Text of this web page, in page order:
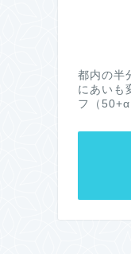
都内の半
にあいも
フ（